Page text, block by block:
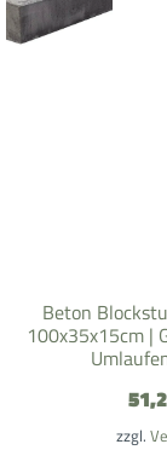
Beton
100x35x15cm |
zzgl.